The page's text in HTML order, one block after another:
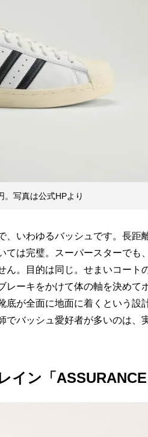
。写真は公式HPより
、いわゆるバッシュです。長距
ては完璧。スーパースターでも
ん。目的は同じ。せまいコート
ーキをかけて体の軸を決めて
が全面に地面に着くという設
でバッシュ愛好者が多いのは、
ン「ASSURANCE